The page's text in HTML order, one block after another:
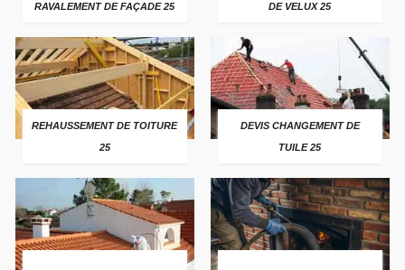
RAVALEMENT DE FAÇADE 25
DE VELUX 25
REHAUSSEMENT DE TOITURE
25
DEVIS CHANGEMENT DE
TUILE 25